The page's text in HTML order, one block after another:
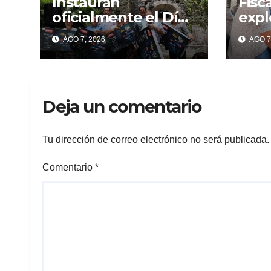
oficialmente el Día
del Comerciante en
Temixco
AGO 7, 2026 AGO
Deja un comentario
Tu dirección de correo electrónico no será publicada.
Comentario *